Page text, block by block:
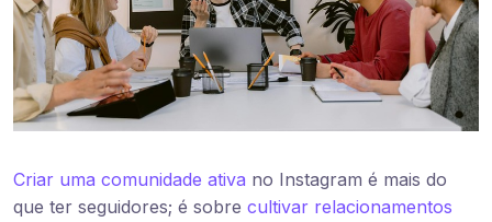
Criar uma comunidade ativa no Instagram é mais do
que ter seguidores; é sobre cultivar relacionamentos